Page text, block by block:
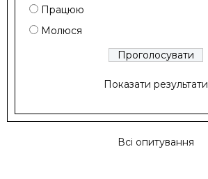
Працюю
Молюся
Показати результати
Всі опитування